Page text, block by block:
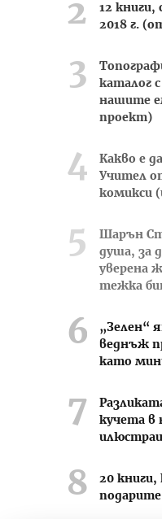
12 книги,
2018 г.
каталог
нашите
проект)
Какво е
Учител
комикси
Шарън
душа, за
уверена
тежка
„Зелен“
веднъж
като
кучета в
20 книги,
подарите